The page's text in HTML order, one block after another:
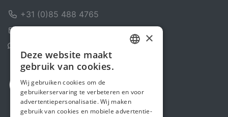
+31 (0)85 488 4765
ENGLISH
×
Deze website maakt
gebruik van cookies.
Wij gebruiken cookies om de
gebruikerservaring te verbeteren en voor
advertentiepersonalisatie. Wij maken
gebruik van cookies en mobiele advertentie-